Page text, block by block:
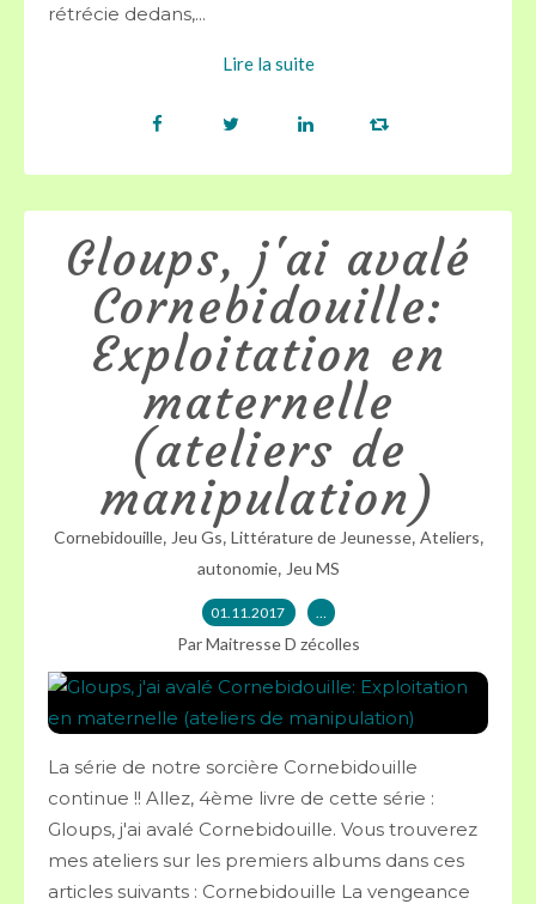
rétrécie dedans,...
Lire la suite
Gloups, j'ai avalé
Cornebidouille:
Exploitation en
maternelle
(ateliers de
manipulation)
Cornebidouille, Jeu Gs, Littérature de Jeunesse, Ateliers,
autonomie, Jeu MS
01.11.2017 …
Par Maitresse D zécolles
La série de notre sorcière Cornebidouille
continue !! Allez, 4ème livre de cette série :
Gloups, j'ai avalé Cornebidouille. Vous trouverez
mes ateliers sur les premiers albums dans ces
articles suivants : Cornebidouille La vengeance